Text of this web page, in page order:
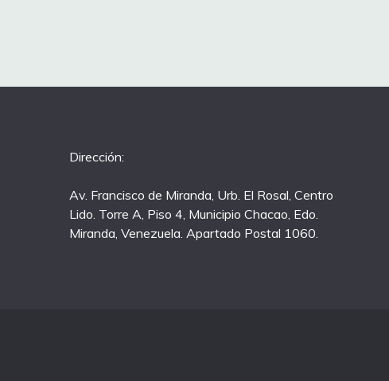
Dirección:
Av. Francisco de Miranda, Urb. El Rosal, Centro
Lido. Torre A, Piso 4, Municipio Chacao, Edo.
Miranda, Venezuela. Apartado Postal 1060.